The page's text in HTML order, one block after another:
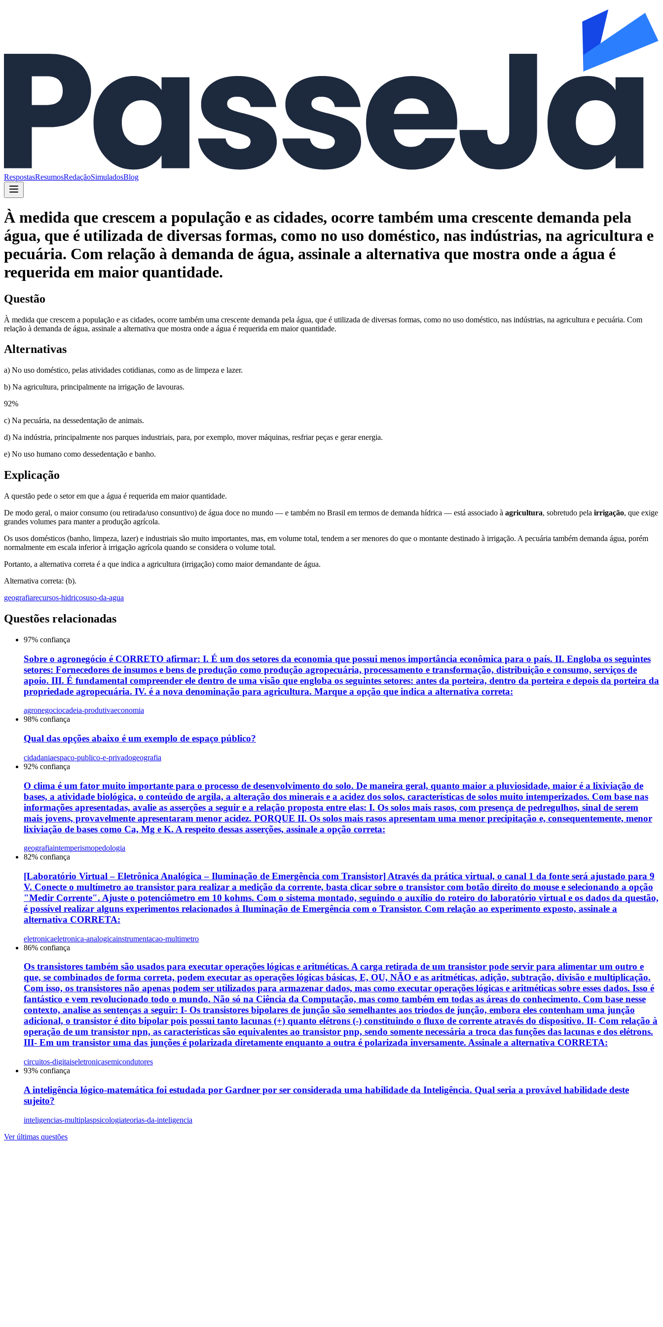
RespostasResumosRedaçãoSimuladosBlog
À medida que crescem a população e as cidades, ocorre também uma crescente demanda pela
água, que é utilizada de diversas formas, como no uso doméstico, nas indústrias, na agricultura e
pecuária. Com relação à demanda de água, assinale a alternativa que mostra onde a água é
requerida em maior quantidade.
Questão
À medida que crescem a população e as cidades, ocorre também uma crescente demanda pela água, que é utilizada de diversas formas, como no uso doméstico, nas indústrias, na agricultura e pecuária. Com
relação à demanda de água, assinale a alternativa que mostra onde a água é requerida em maior quantidade.
Alternativas
a) No uso doméstico, pelas atividades cotidianas, como as de limpeza e lazer.
b) Na agricultura, principalmente na irrigação de lavouras.
92%
c) Na pecuária, na dessedentação de animais.
d) Na indústria, principalmente nos parques industriais, para, por exemplo, mover máquinas, resfriar peças e gerar energia.
e) No uso humano como dessedentação e banho.
Explicação
A questão pede o setor em que a água é requerida em maior quantidade.
De modo geral, o maior consumo (ou retirada/uso consuntivo) de água doce no mundo — e também no Brasil em termos de demanda hídrica — está associado à agricultura, sobretudo pela irrigação, que exige
grandes volumes para manter a produção agrícola.
Os usos domésticos (banho, limpeza, lazer) e industriais são muito importantes, mas, em volume total, tendem a ser menores do que o montante destinado à irrigação. A pecuária também demanda água, porém
normalmente em escala inferior à irrigação agrícola quando se considera o volume total.
Portanto, a alternativa correta é a que indica a agricultura (irrigação) como maior demandante de água.
Alternativa correta: (b).
geografiarecursos-hidricosuso-da-agua
Questões relacionadas
97% confiança
Sobre o agronegócio é CORRETO afirmar: I. É um dos setores da economia que possui menos importância econômica para o país. II. Engloba os seguintes
setores: Fornecedores de insumos e bens de produção como produção agropecuária, processamento e transformação, distribuição e consumo, serviços de
apoio. III. É fundamental compreender ele dentro de uma visão que engloba os seguintes setores: antes da porteira, dentro da porteira e depois da porteira da
propriedade agropecuária. IV. é a nova denominação para agricultura. Marque a opção que indica a alternativa correta:
agronegociocadeia-produtivaeconomia
98% confiança
Qual das opções abaixo é um exemplo de espaço público?
cidadaniaespaco-publico-e-privadogeografia
92% confiança
O clima é um fator muito importante para o processo de desenvolvimento do solo. De maneira geral, quanto maior a pluviosidade, maior é a lixiviação de
bases, a atividade biológica, o conteúdo de argila, a alteração dos minerais e a acidez dos solos, características de solos muito intemperizados. Com base nas
informações apresentadas, avalie as asserções a seguir e a relação proposta entre elas: I. Os solos mais rasos, com presença de pedregulhos, sinal de serem
mais jovens, provavelmente apresentaram menor acidez. PORQUE II. Os solos mais rasos apresentam uma menor precipitação e, consequentemente, menor
lixiviação de bases como Ca, Mg e K. A respeito dessas asserções, assinale a opção correta:
geografiaintemperismopedologia
82% confiança
[Laboratório Virtual – Eletrônica Analógica – Iluminação de Emergência com Transistor] Através da prática virtual, o canal 1 da fonte será ajustado para 9
V. Conecte o multímetro ao transistor para realizar a medição da corrente, basta clicar sobre o transistor com botão direito do mouse e selecionando a opção
"Medir Corrente". Ajuste o potenciômetro em 10 kohms. Com o sistema montado, seguindo o auxílio do roteiro do laboratório virtual e os dados da questão,
é possível realizar alguns experimentos relacionados à Iluminação de Emergência com o Transistor. Com relação ao experimento exposto, assinale a
alternativa CORRETA:
eletronicaeletronica-analogicainstrumentacao-multimetro
86% confiança
Os transistores também são usados para executar operações lógicas e aritméticas. A carga retirada de um transistor pode servir para alimentar um outro e
que, se combinados de forma correta, podem executar as operações lógicas básicas, E, OU, NÃO e as aritméticas, adição, subtração, divisão e multiplicação.
Com isso, os transistores não apenas podem ser utilizados para armazenar dados, mas como executar operações lógicas e aritméticas sobre esses dados. Isso é
fantástico e vem revolucionado todo o mundo. Não só na Ciência da Computação, mas como também em todas as áreas do conhecimento. Com base nesse
contexto, analise as sentenças a seguir: I- Os transistores bipolares de junção são semelhantes aos triodos de junção, embora eles contenham uma junção
adicional, o transistor é dito bipolar pois possui tanto lacunas (+) quanto elétrons (-) constituindo o fluxo de corrente através do dispositivo. II- Com relação à
operação de um transistor npn, as características são equivalentes ao transistor pnp, sendo somente necessária a troca das funções das lacunas e dos elétrons.
III- Em um transistor uma das junções é polarizada diretamente enquanto a outra é polarizada inversamente. Assinale a alternativa CORRETA:
circuitos-digitaiseletronicasemicondutores
93% confiança
A inteligência lógico-matemática foi estudada por Gardner por ser considerada uma habilidade da Inteligência. Qual seria a provável habilidade deste
sujeito?
inteligencias-multiplaspsicologiateorias-da-inteligencia
Ver últimas questões